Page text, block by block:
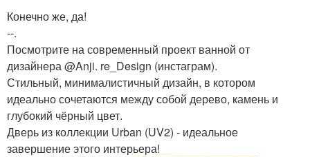
Конечно же, да!
--.
Посмотрите на современный проект ванной от
дизайнера @Anji. re_Design (инстаграм).
Стильный, минималистичный дизайн, в котором
идеально сочетаются между собой дерево, камень и
глубокий чёрный цвет.
Дверь из коллекции Urban (UV2) - идеальное
завершение этого интерьера!